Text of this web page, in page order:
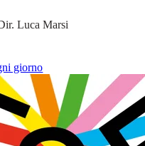
Luca Marsi
giorno